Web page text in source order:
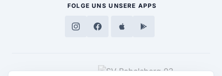
FOLGE UNS UNSERE APPS
MEDIENPARTNER